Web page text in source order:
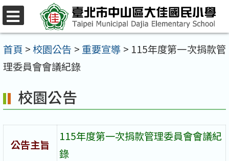
跳
至
主
要
容
區
首頁 >校園公告 > 重要宣導 > 115年度第一次捐款管
理委員會會議紀錄
校園公告
公告主旨
115年度第一次捐款管理委員會會議紀
錄
選
單